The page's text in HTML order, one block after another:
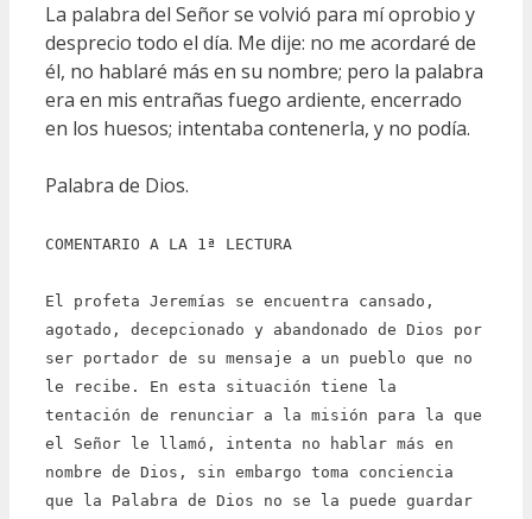
La palabra del Señor se volvió para mí oprobio y
desprecio todo el día. Me dije: no me acordaré de
él, no hablaré más en su nombre; pero la palabra
era en mis entrañas fuego ardiente, encerrado
en los huesos; intentaba contenerla, y no podía.
Palabra de Dios.
COMENTARIO A LA 1ª LECTURA
El profeta Jeremías se encuentra cansado,
agotado, decepcionado y abandonado de Dios por
ser portador de su mensaje a un pueblo que no
le recibe. En esta situación tiene la
tentación de renunciar a la misión para la que
el Señor le llamó, intenta no hablar más en
nombre de Dios, sin embargo toma conciencia
que la Palabra de Dios no se la puede guardar